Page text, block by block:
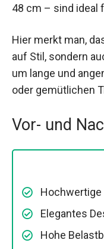
48 cm – sind ideal
Hier merkt man,
auf Stil, sondern
um lange und
oder gemütlichen
Vor- und
Hochwertige
Elegantes
Hohe